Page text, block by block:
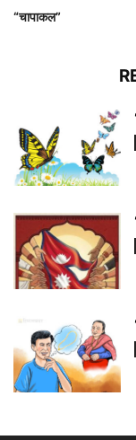
“चापाकल”